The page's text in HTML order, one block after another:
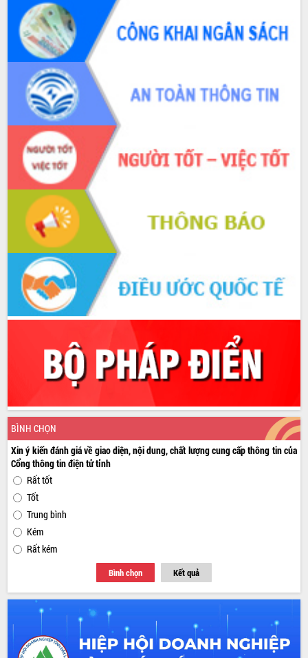
BÌNH CHỌN
Xin ý kiến đánh giá về giao diện, nội dung, chất lượng cung cấp thông tin của
Cổng thông tin điện tử tỉnh
Rất tốt
Tốt
Trung bình
Kém
Rất kém
Bình chọn Kết quả